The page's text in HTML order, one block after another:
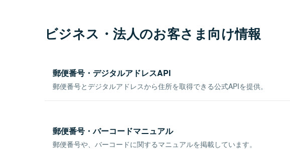
ビジネス・法人のお客さま向け情報
郵便番号・デジタルアドレスAPI
郵便番号とデジタルアドレスから住所を取得できる公式APIを提供。
郵便番号・バーコードマニュアル
郵便番号や、バーコードに関するマニュアルを掲載しています。